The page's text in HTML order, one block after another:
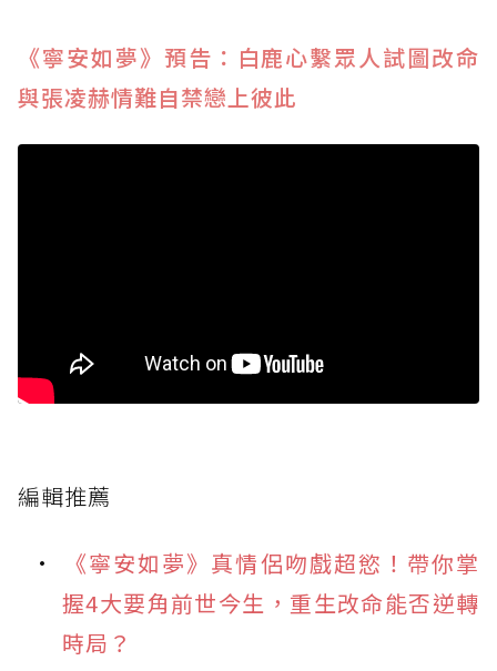
《寧安如夢》預告：白鹿心繫眾人試圖改命
與張凌赫情難自禁戀上彼此
編輯推薦
《寧安如夢》真情侶吻戲超慾！帶你掌
握4大要角前世今生，重生改命能否逆轉
時局？